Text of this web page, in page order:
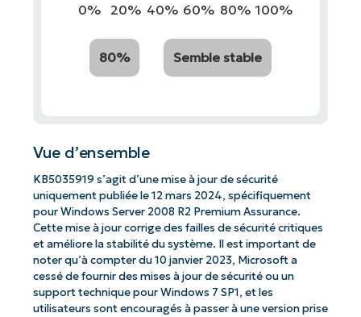
0% 20% 40% 60% 80% 100%
80% Semble stable
Vue d’ensemble
KB5035919 s’agit d’une mise à jour de sécurité
uniquement publiée le 12 mars 2024, spécifiquement
pour Windows Server 2008 R2 Premium Assurance.
Cette mise à jour corrige des failles de sécurité critiques
et améliore la stabilité du système. Il est important de
noter qu’à compter du 10 janvier 2023, Microsoft a
cessé de fournir des mises à jour de sécurité ou un
support technique pour Windows 7 SP1, et les
utilisateurs sont encouragés à passer à une version prise